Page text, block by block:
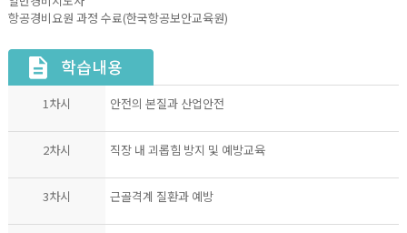
항공경비요원 과정 수료(한국항공보안교육원)
1차시 안전의 본질과 산업안전
2차시 직장 내 괴롭힘 방지 및 예방교육
3차시 근골격계 질환과 예방